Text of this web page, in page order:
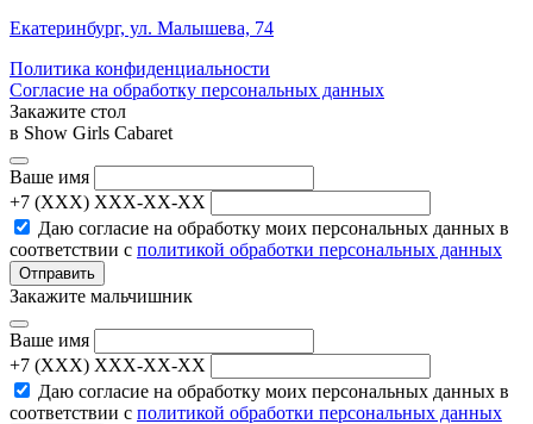
Екатеринбург, ул. Малышева, 74
Политика конфиденциальности
Согласие на обработку персональных данных
Закажите стол
в Show Girls Cabaret
Ваше имя
+7 (XXX) XXX-XX-XX
Даю согласие на обработку моих персональных данных в
соответствии с политикой обработки персональных данных
Отправить
Закажите мальчишник
Ваше имя
+7 (XXX) XXX-XX-XX
Даю согласие на обработку моих персональных данных в
соответствии с политикой обработки персональных данных